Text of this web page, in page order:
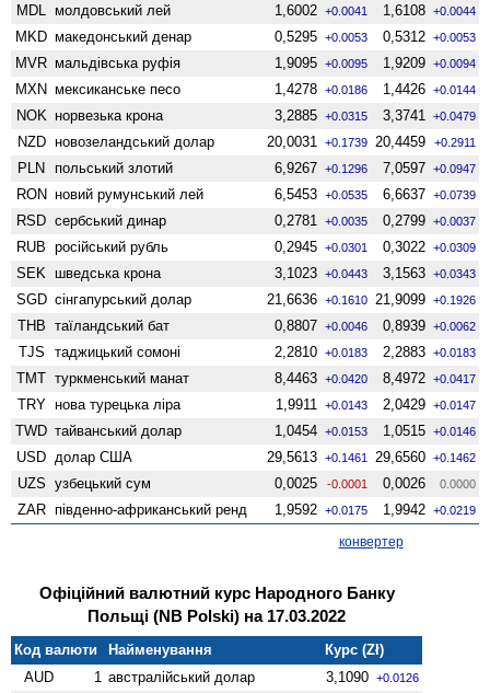
MDL молдовський лей 1,6002 +0.0041 1,6108 +0.0044
MKD македонський денар 0,5295 +0.0053 0,5312 +0.0053
MVR мальдівська руфія 1,9095 +0.0095 1,9209 +0.0094
MXN мексиканське песо 1,4278 +0.0186 1,4426 +0.0144
NOK норвезька крона 3,2885 +0.0315 3,3741 +0.0479
NZD ново­зеландський долар 20,0031 +0.1739 20,4459 +0.2911
PLN польський злотий 6,9267 +0.1296 7,0597 +0.0947
RON новий румунський лей 6,5453 +0.0535 6,6637 +0.0739
RSD сербський динар 0,2781 +0.0035 0,2799 +0.0037
RUB російський рубль 0,2945 +0.0301 0,3022 +0.0309
SEK шведська крона 3,1023 +0.0443 3,1563 +0.0343
SGD сінгапурський долар 21,6636 +0.1610 21,9099 +0.1926
THB таїландський бат 0,8807 +0.0046 0,8939 +0.0062
TJS таджицький сомоні 2,2810 +0.0183 2,2883 +0.0183
TMT туркменський манат 8,4463 +0.0420 8,4972 +0.0417
TRY нова турецька ліра 1,9911 +0.0143 2,0429 +0.0147
TWD тайванський долар 1,0454 +0.0153 1,0515 +0.0146
USD долар США 29,5613 +0.1461 29,6560 +0.1462
UZS узбецький сум 0,0025 -0.0001 0,0026 0.0000
ZAR південно-африканський ренд 1,9592 +0.0175 1,9942 +0.0219
конвертер
Офіційний валютний курс Народного Банку
Польщі (NB Polski) на 17.03.2022
Код валюти Найменування
Курс (Zł)
AUD
1 австралійський долар 3,1090 +0.0126